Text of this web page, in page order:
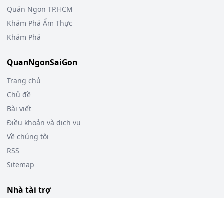
Quán Ngon TP.HCM
Khám Phá Ẩm Thực
Khám Phá
QuanNgonSaiGon
Trang chủ
Chủ đề
Bài viết
Điều khoản và dịch vụ
Về chúng tôi
RSS
Sitemap
Nhà tài trợ